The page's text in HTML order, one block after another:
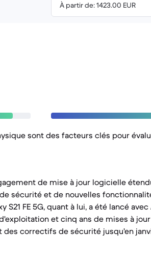
À partir de: 1423.00 EUR
sont des facteurs clés pour
de mise à jour logicielle
sécurité et de nouvelles
FE 5G, quant à lui, a été lancé
et cinq ans de mises à
correctifs de sécurité jusqu'en